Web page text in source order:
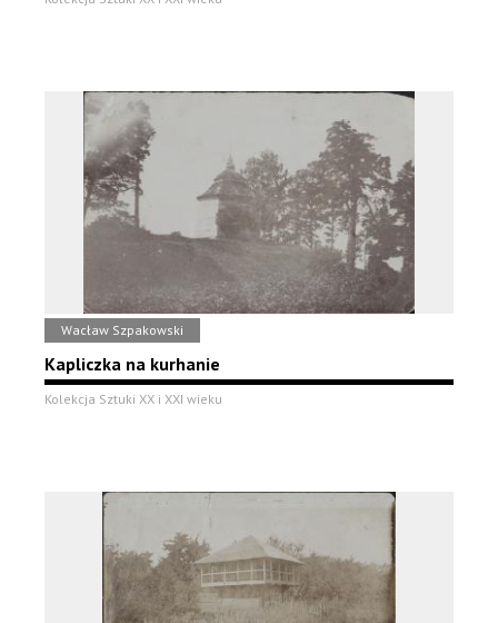
Wacław Szpakowski
Kapliczka na kurhanie
Kolekcja Sztuki XX i XXI wieku